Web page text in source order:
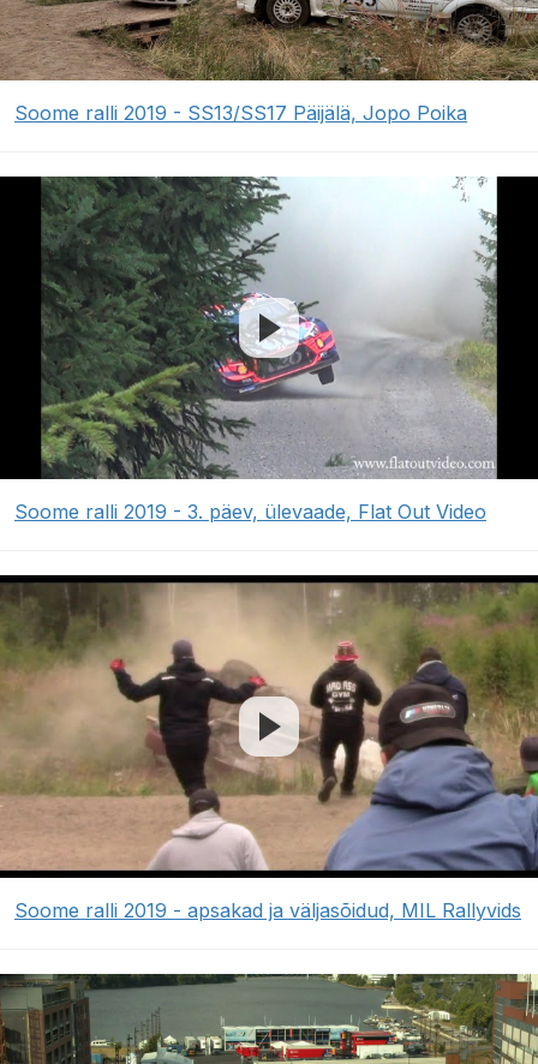
Soome ralli 2019 - SS13/SS17 Päijälä, Jopo Poika
Soome ralli 2019 - 3. päev, ülevaade, Flat Out Video
Soome ralli 2019 - apsakad ja väljasõidud, MIL Rallyvids